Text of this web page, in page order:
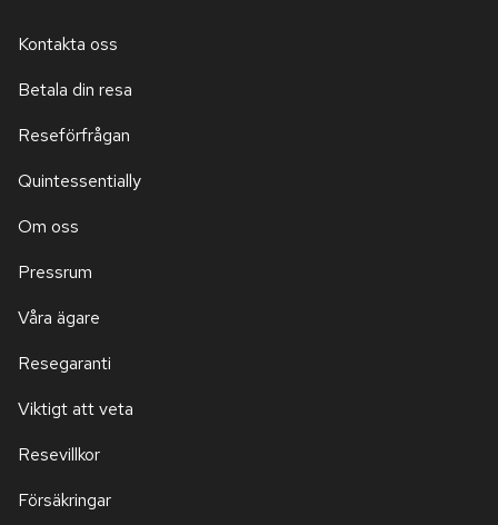
Kontakta oss
Betala din resa
Reseförfrågan
Quintessentially
Om oss
Pressrum
Våra ägare
Resegaranti
Viktigt att veta
Resevillkor
Försäkringar